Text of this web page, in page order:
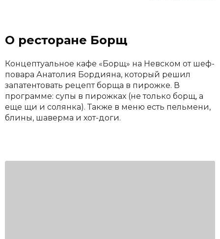
О ресторане Борщ
Концептуальное кафе «Борщ» на Невском от шеф-
повара Анатолия Бордияна, который решил
запатентовать рецепт борща в пирожке. В
программе: супы в пирожках (не только борщ, а
еще щи и солянка). Также в меню есть пельмени,
блины, шаверма и хот-доги.